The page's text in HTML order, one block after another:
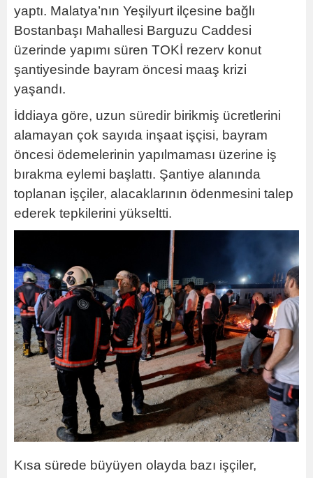
yaptı. Malatya’nın Yeşilyurt ilçesine bağlı
Bostanbaşı Mahallesi Barguzu Caddesi
üzerinde yapımı süren TOKİ rezerv konut
şantiyesinde bayram öncesi maaş krizi
yaşandı.
İddiaya göre, uzun süredir birikmiş ücretlerini
alamayan çok sayıda inşaat işçisi, bayram
öncesi ödemelerinin yapılmaması üzerine iş
bırakma eylemi başlattı. Şantiye alanında
toplanan işçiler, alacaklarının ödenmesini talep
ederek tepkilerini yükseltti.
Kısa sürede büyüyen olayda bazı işçiler,